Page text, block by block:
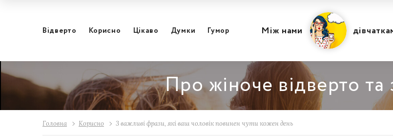
Відвертo Корисно Цікаво Думки Гумор Між нами
Про жіноче відверто
Головна Корисно 3 важливі фрази, які ваш чоловік повинен чути кожен день